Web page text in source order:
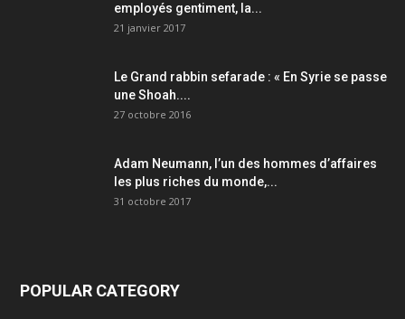
employés gentiment, la...
21 janvier 2017
Le Grand rabbin sefarade : « En Syrie se passe
une Shoah....
27 octobre 2016
Adam Neumann, l’un des hommes d’affaires
les plus riches du monde,...
31 octobre 2017
POPULAR CATEGORY